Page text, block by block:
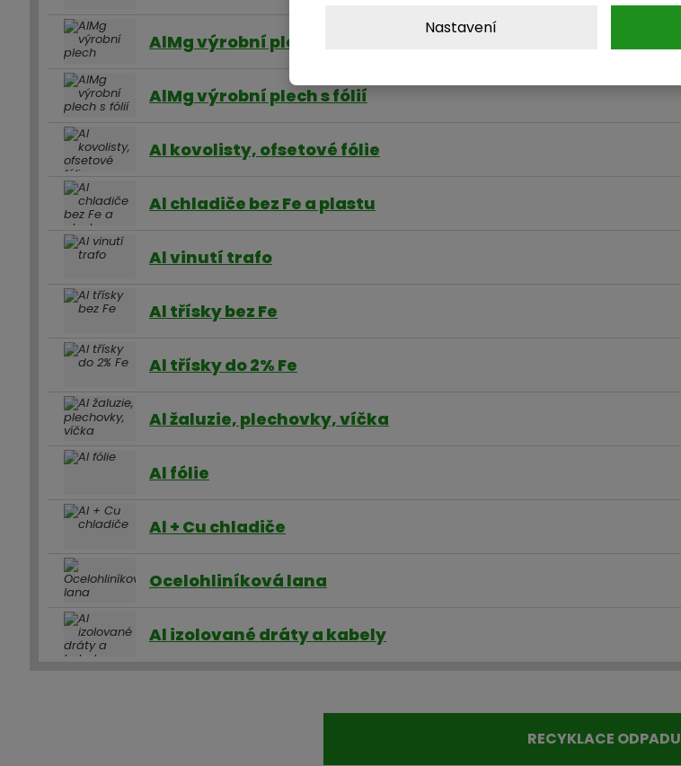
AlMg výrobní plech
AlMg výrobní plech s fólií
Al kovolisty, ofsetové fólie
Al chladiče bez Fe a plastu
Al vinutí trafo
Al třísky bez Fe
Al třísky do 2% Fe
Al žaluzie, plechovky, víčka
Al fólie
Al + Cu chladiče
Ocelohliníková lana
Al izolované dráty a kabely
RECYKLACE ODPADU
Nastavení